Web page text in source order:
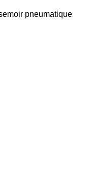
pneumatique